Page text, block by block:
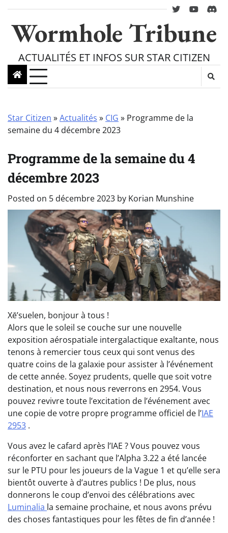
content
twitteryoutube
Wormhole Tribune
ACTUALITÉS ET INFOS SUR STAR CITIZEN
Star Citizen »Actualités » CIG » Programme de la
semaine du 4 décembre 2023
Programme de la semaine du 4
décembre 2023
Posted on 5 décembre 2023 by Korian Munshine
Xē’suelen, bonjour à tous !
Alors que le soleil se couche sur une nouvelle
exposition aérospatiale intergalactique exaltante, nous
tenons à remercier tous ceux qui sont venus des
quatre coins de la galaxie pour assister à l’événement
de cette année. Soyez prudents, quelle que soit votre
destination, et nous nous reverrons en 2954. Vous
pouvez revivre toute l’excitation de l’événement avec
une copie de votre propre programme officiel de l’IAE
2953 .
Vous avez le cafard après l’IAE ? Vous pouvez vous
réconforter en sachant que l’Alpha 3.22 a été lancée
sur le PTU pour les joueurs de la Vague 1 et qu’elle sera
bientôt ouverte à d’autres publics ! De plus, nous
donnerons le coup d’envoi des célébrations avec
Luminalia la semaine prochaine, et nous avons prévu
des choses fantastiques pour les fêtes de fin d’année !